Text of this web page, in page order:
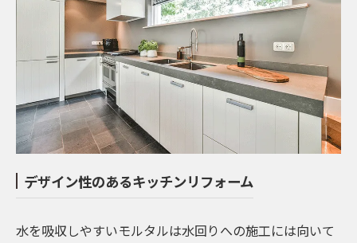
デザイン性のあるキッチンリフォーム
水を吸収しやすいモルタルは水回りへの施工には向いて